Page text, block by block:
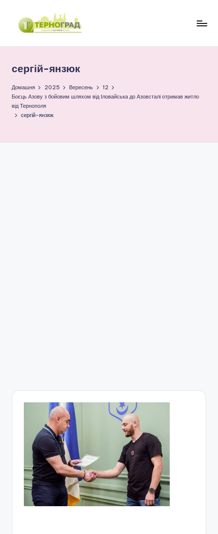
Перейти
р
н
о
цікаво
сергій-янзюк
Домашня 2025 Вересень
12
Боєць Азову з бойовим шляхом від Іловайська до Азовсталі отримав житло
від Тернополя
сергій-янзюк